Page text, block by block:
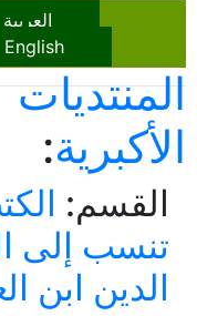
العربية
English
المنتديات
الأكبرية:
القسم:
تنسب إلى
الدين ابن